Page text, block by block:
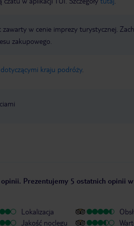
w cenie imprezy turystycznej.
zakupowego.
kraju podróży.
Prezentujemy 5 ostatnich opinii
Lokalizacja
Jakość noclegu